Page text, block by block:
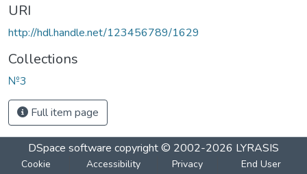
URI
http://hdl.handle.net/123456789/1629
Collections
№3
Full item page
DSpace software copyright © 2002-2026 LYRASIS
Cookie
Accessibility
Privacy
End User